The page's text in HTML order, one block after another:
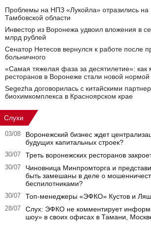
Проблемы на НПЗ «Лукойла» отразились на
Тамбовской области
Инвестор из Воронежа удвоил вложения в
млрд рублей
Сенатор Нетесов вернулся к работе после
больничного
«Самая тяжелая фаза за десятилетие»: как
ресторанов в Воронеже стали новой нормой
Segezha договорилась с китайскими
биохимкомплекса в Красноярском крае
Слухи
03/08
Воронежский бизнес ждет
будущих капитальных строек?
30/07 Треть воронежских ресторанов
30/07
Чиновница Минпромторга и
быть замешаны в деле о
беспилотниками?
30/07 Топ-менеджеры «ЭФКО» Кустов и
28/07
Слух: ЭФКО не комментирует
шоу» в своих офисах в Тамани,